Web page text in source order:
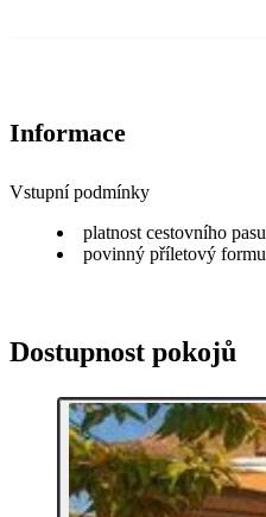
Informace
Vstupní podmínky
platnost cestovního
povinný příletový
Dostupnost pokojů